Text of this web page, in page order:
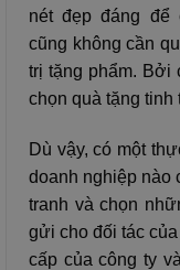
nét đẹp đáng để
cũng không cần
trị tặng phẩm. Bởi
chọn quà tặng tinh
Dù vậy, có một
doanh nghiệp nào
tranh và chọn
gửi cho đối tác
cấp của công ty